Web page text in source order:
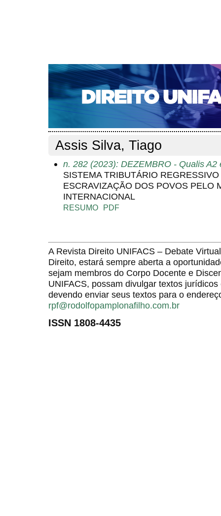
CAPA SOBRE ACESSO CADASTRO
NOTÍCIAS
EDIÇÕES DE Nº 1 A 100 WEBMAIL
Capa>Pesquisa> Perfil do autor
Perfil do autor
Assis Silva, Tiago
n. 282 (2023): DEZEMBRO - Qualis A2
SISTEMA TRIBUTÁRIO
ESCRAVIZAÇÃO DOS POVOS PELO
INTERNACIONAL
RESUMO PDF
A Revista Direito UNIFACS – Debate
Direito, estará sempre aberta a
sejam membros do Corpo Docente e
UNIFACS, possam divulgar textos
devendo enviar seus textos para o
rpf@rodolfopamplonafilho.com.br
ISSN 1808-4435